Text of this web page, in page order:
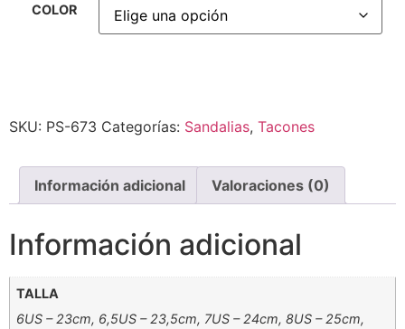
COLOR
SKU: PS-673 Categorías: Sandalias, Tacones
Información adicional Valoraciones (0)
Información adicional
TALLA
6US – 23cm, 6,5US – 23,5cm, 7US – 24cm, 8US – 25cm,